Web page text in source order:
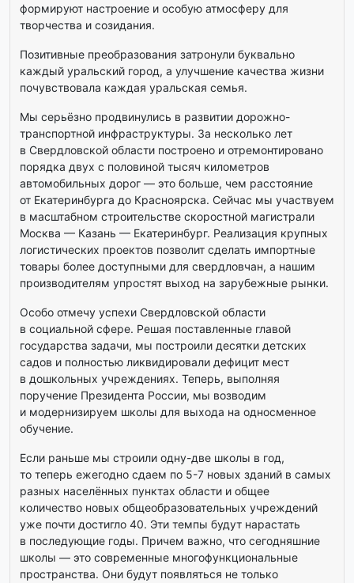
формируют настроение и особую атмосферу для
творчества и созидания.
Позитивные преобразования затронули буквально
каждый уральский город, а улучшение качества жизни
почувствовала каждая уральская семья.
Мы серьёзно продвинулись в развитии дорожно-
транспортной инфраструктуры. За несколько лет
в Свердловской области построено и отремонтировано
порядка двух с половиной тысяч километров
автомобильных дорог — это больше, чем расстояние
от Екатеринбурга до Красноярска. Сейчас мы участвуем
в масштабном строительстве скоростной магистрали
Москва — Казань — Екатеринбург. Реализация крупных
логистических проектов позволит сделать импортные
товары более доступными для свердловчан, а нашим
производителям упростят выход на зарубежные рынки.
Особо отмечу успехи Свердловской области
в социальной сфере. Решая поставленные главой
государства задачи, мы построили десятки детских
садов и полностью ликвидировали дефицит мест
в дошкольных учреждениях. Теперь, выполняя
поручение Президента России, мы возводим
и модернизируем школы для выхода на односменное
обучение.
Если раньше мы строили одну-две школы в год,
то теперь ежегодно сдаем по 5-7 новых зданий в самых
разных населённых пунктах области и общее
количество новых общеобразовательных учреждений
уже почти достигло 40. Эти темпы будут нарастать
в последующие годы. Причем важно, что сегодняшние
школы — это современные многофункциональные
пространства. Они будут появляться не только